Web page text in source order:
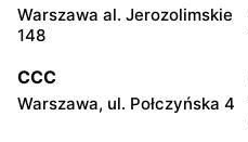
Warszawa al. Jerozolimskie
148
CCC
Warszawa, ul. Połczyńska 4